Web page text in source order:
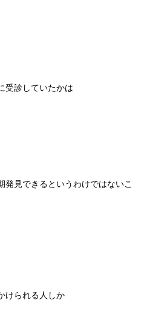
受診していたかは
発見できるというわけではないこ
けられる人しか